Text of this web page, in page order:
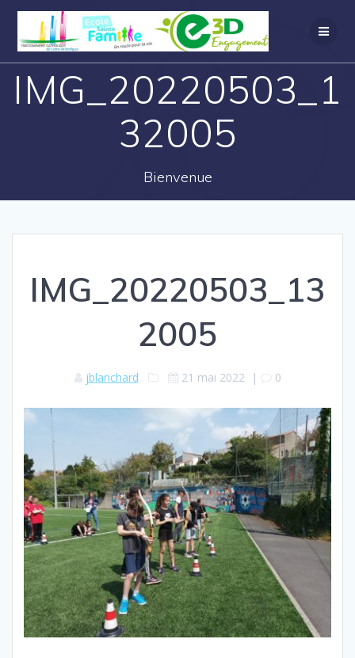
IMG_20220503_1
32005
Bienvenue
IMG_20220503_13
2005
jblanchard 21 mai 2022 | 0